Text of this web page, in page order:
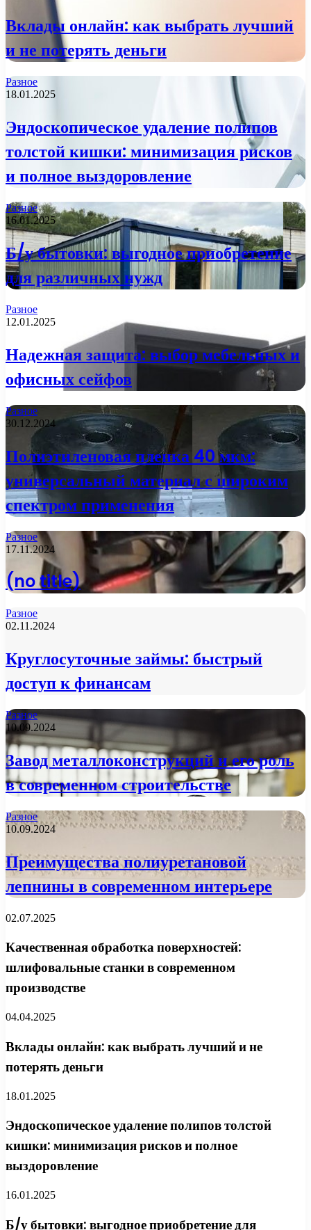
Вклады онлайн: как выбрать лучший
и не потерять деньги
Разное
18.01.2025
Эндоскопическое удаление полипов
толстой кишки: минимизация рисков
и полное выздоровление
Разное
16.01.2025
Б/у бытовки: выгодное приобретение
для различных нужд
Разное
12.01.2025
Надежная защита: выбор мебельных и
офисных сейфов
Разное
30.12.2024
Полиэтиленовая пленка 40 мкм:
универсальный материал с широким
спектром применения
Разное
17.11.2024
(no title)
Разное
02.11.2024
Круглосуточные займы: быстрый
доступ к финансам
Разное
10.09.2024
Завод металлоконструкций и его роль
в современном строительстве
Разное
10.09.2024
Преимущества полиуретановой
лепнины в современном интерьере
02.07.2025
Качественная обработка поверхностей:
шлифовальные станки в современном
производстве
04.04.2025
Вклады онлайн: как выбрать лучший и не
потерять деньги
18.01.2025
Эндоскопическое удаление полипов толстой
кишки: минимизация рисков и полное
выздоровление
16.01.2025
Б/у бытовки: выгодное приобретение для